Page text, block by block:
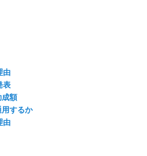
由
表
額
するか
由